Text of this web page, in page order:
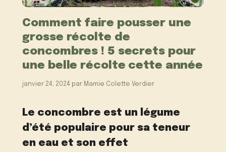
Comment faire pousser une
grosse récolte de
concombres ! 5 secrets pour
une belle récolte cette année
janvier 24, 2024 par Mamie Colette Verdier
Le concombre est un légume
d’été populaire pour sa teneur
en eau et son effet